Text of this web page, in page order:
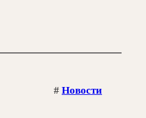
# Новости